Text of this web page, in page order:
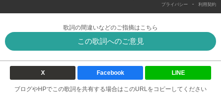
プライバシー - 利用契約
歌詞の間違いなどのご指摘はこちら
この歌詞へのご意見
X Facebook LINE
ブログやHPでこの歌詞を共有する場合はこのURLをコピーしてください